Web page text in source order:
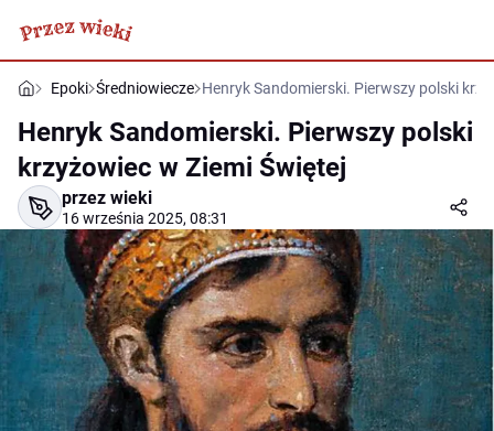
Epoki Średniowiecze Henryk Sandomierski. Pierwszy polski
Henryk Sandomierski. Pierwszy polski
krzyżowiec w Ziemi Świętej
przez wieki
16 września 2025, 08:31